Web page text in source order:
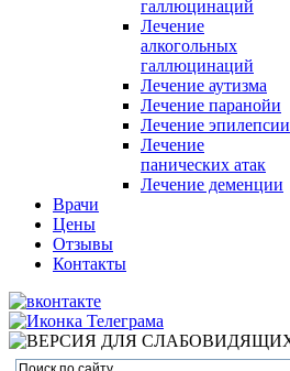
галлюцинаций
Лечение
алкогольных
галлюцинаций
Лечение аутизма
Лечение паранойи
Лечение эпилепсии
Лечение
панических атак
Лечение деменции
Врачи
Цены
Отзывы
Контакты